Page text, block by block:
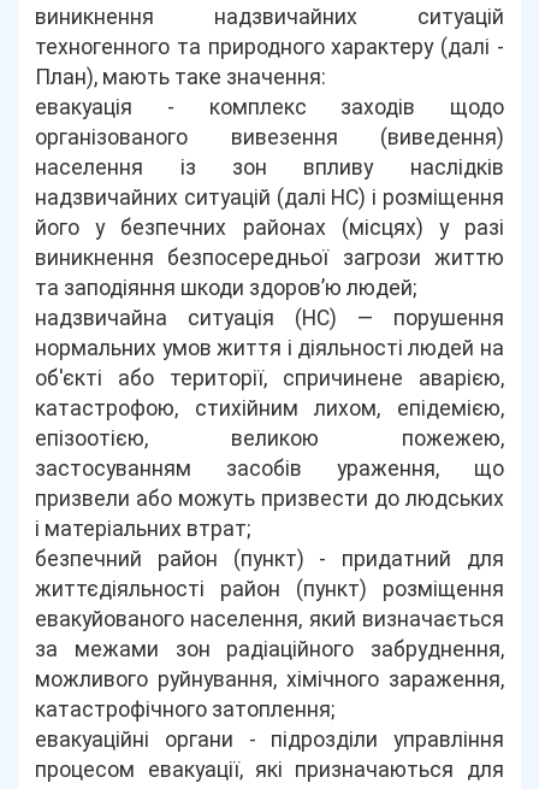
виникнення надзвичайних ситуацій
техногенного та природного характеру (далі -
План), мають таке значення:
евакуація - комплекс заходів щодо
організованого вивезення (виведення)
населення із зон впливу наслідків
надзвичайних ситуацій (далі НС) і розміщення
його у безпечних районах (місцях) у разі
виникнення безпосередньої загрози життю
та заподіяння шкоди здоров’ю людей;
надзвичайна ситуація (НС) — порушення
нормальних умов життя і діяльності людей на
об'єкті або території, спричинене аварією,
катастрофою, стихійним лихом, епідемією,
епізоотією, великою пожежею,
застосуванням засобів ураження, що
призвели або можуть призвести до людських
і матеріальних втрат;
безпечний район (пункт) - придатний для
життєдіяльності район (пункт) розміщення
евакуйованого населення, який визначається
за межами зон радіаційного забруднення,
можливого руйнування, хімічного зараження,
катастрофічного затоплення;
евакуаційні органи - підрозділи управління
процесом евакуації, які призначаються для